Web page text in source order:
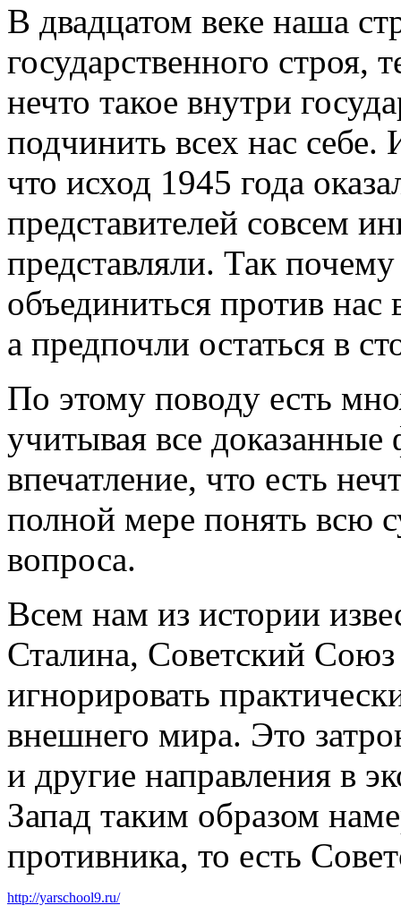
В двадцатом веке наша
государственного строя,
нечто такое внутри
подчинить всех нас
что исход 1945 года
представителей совсем
представляли. Так
объединиться против
а предпочли остаться в
По этому поводу есть
учитывая все доказанные
впечатление, что есть
полной мере понять всю
вопроса.
Всем нам из истории
Сталина, Советский
игнорировать
внешнего мира. Это
и другие направления в
Запад таким образом
противника, то есть
http://yarschool9.ru/